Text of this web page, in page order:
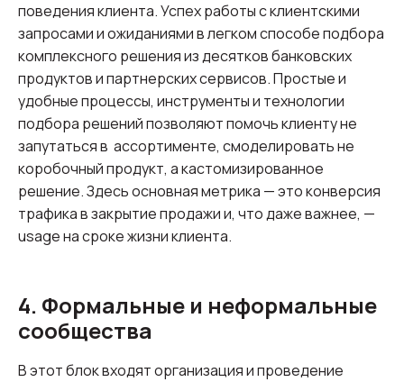
поведения клиента. Успех работы с клиентскими
запросами и ожиданиями в легком способе подбора
комплексного решения из десятков банковских
продуктов и партнерских сервисов. Простые и
удобные процессы, инструменты и технологии
подбора решений позволяют помочь клиенту не
запутаться в ассортименте, смоделировать не
коробочный продукт, а кастомизированное
решение. Здесь основная метрика — это конверсия
трафика в закрытие продажи и, что даже важнее, —
usage на сроке жизни клиента.
4. Формальные и неформальные
сообщества
В этот блок входят организация и проведение